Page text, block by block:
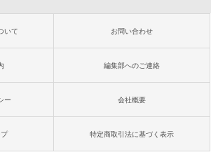
いて お問い合わせ
編集部へのご連絡
ー 会社概要
特定商取引法に基づく表示